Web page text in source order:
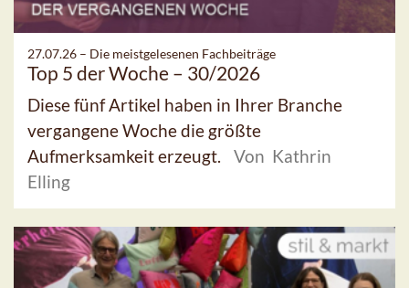
27.07.26 – Die meistgelesenen Fachbeiträge
Top 5 der Woche – 30/2026
Diese fünf Artikel haben in Ihrer Branche
vergangene Woche die größte
Aufmerksamkeit erzeugt.
Von Kathrin
Elling